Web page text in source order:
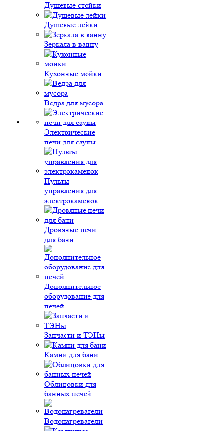
Душевые стойки
Душевые лейки
Зеркала в ванну
Кухонные мойки
Ведра для мусора
Электрические
печи для сауны
Пульты
управления для
электрокаменок
Дровяные печи
для бани
Дополнительное
оборудование для
печей
Запчасти и ТЭНы
Камни для бани
Облицовки для
банных печей
Водонагреватели